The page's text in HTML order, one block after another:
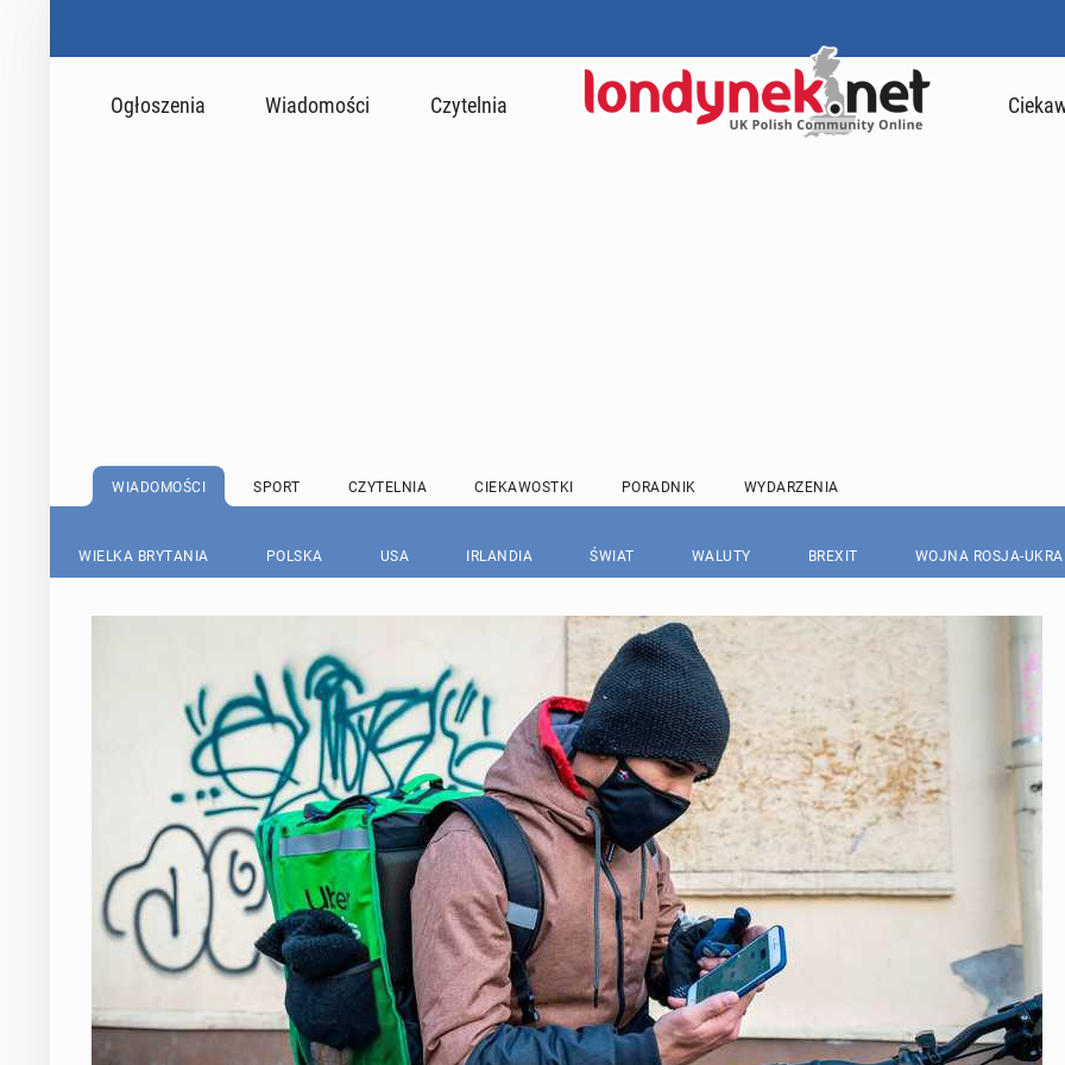
Ogłoszenia Wiadomości Czytelnia
WIADOMOŚCI SPORT CZYTELNIA CIEKAWOSTKI PORADNIK WYDARZENIA
WIELKA BRYTANIA POLSKA USA IRLANDIA ŚWIAT WALUTY BREXIT WOJNA ROSJA-